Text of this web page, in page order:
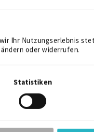
Ihr Nutzungserlebnis
oder widerrufen.
Statistiken
and Telecommunications.